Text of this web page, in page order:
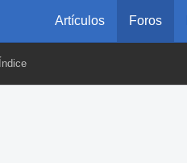
Artículos Foros
Índice